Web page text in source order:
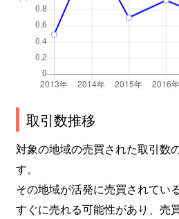
取引数推移
対象の地域の売買された取引数
す。
その地域が活発に売買されてい
すぐに売れる可能性があり、売